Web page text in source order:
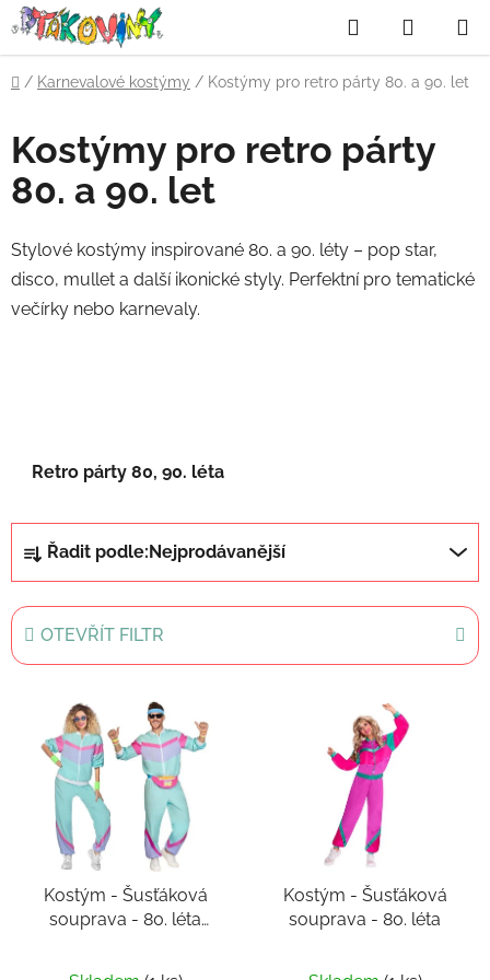
Přejít
na
obsah
Hledat
KOŠÍK
Domů
/ Karnevalové kostýmy / Kostýmy pro retro párty 80. a 90. let
Kostýmy pro retro párty
80. a 90. let
Stylové kostýmy inspirované 80. a 90. léty – pop star,
disco, mullet a další ikonické styly. Perfektní pro tematické
večírky nebo karnevaly.
Retro párty 80, 90. léta
a
z
e
n
Řadit podle: Nejprodávanější
OTEVŘÍT FILTR
Kostým - Šusťáková
souprava - 80. léta
Kostým - Šusťáková
souprava - 80. léta